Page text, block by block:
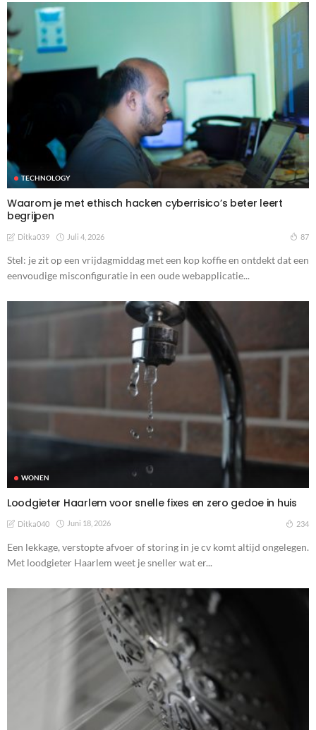
TECHNOLOGY
Waarom je met ethisch hacken cyberrisico’s beter leert
begrijpen
Ditka039 Juli 4, 2026 87
Stel: je zit op een vrijdagmiddag met een kop koffie en ontdekt dat een
eenvoudige misconfiguratie in een oude webapplicatie...
WONEN
Loodgieter Haarlem voor snelle fixes en zero gedoe in huis
Ditka040 Juni 18, 2026 234
Een lekkage, verstopte afvoer of storing in je cv komt altijd ongelegen.
Met loodgieter Haarlem weet je sneller wat er...